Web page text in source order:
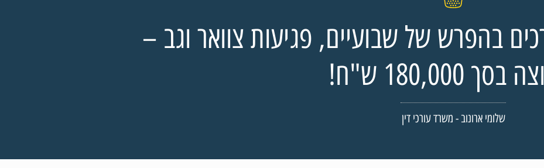
בהפרש של שבועיים, פגיעות צוואר וגב –
180,000 ש"ח!
שלומי ארונוב - משרד עורכי דין